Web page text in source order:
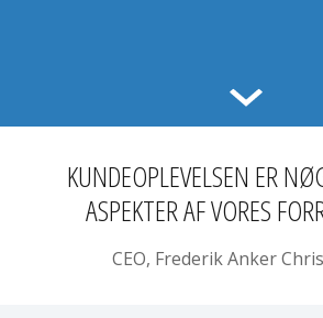
KUNDEOPLEVELSEN ER
ASPEKTER AF VORES
CEO, Frederik Anker